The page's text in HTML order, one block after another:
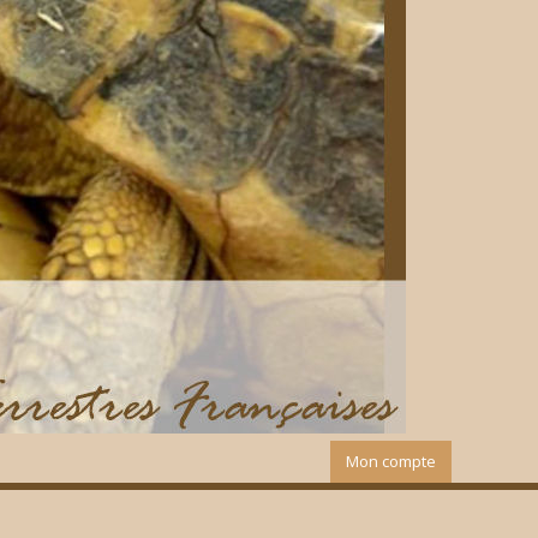
Mon compte